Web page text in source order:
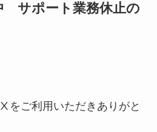
サポート業務休止の
をご利用いただきありがと